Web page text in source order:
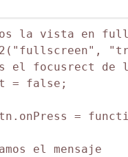
la vista en
el focusrect de
= false;
=
el mensaje